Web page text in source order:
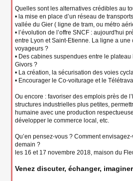
Quelles sont les alternatives crédibles au
• la mise en place d’un réseau de
vallée du Gier ( ligne de tram, ou métro
• l’évolution de l’offre SNCF : aujourd'hui
entre Lyon et Saint-Etienne. La ligne a une
voyageurs ?
• Des cabines suspendues entre le
Givors ?
• La création, la sécurisation des voies
• Encourager le Co-voiturage et le
Ou encore : favoriser des emplois près de
structures industrielles plus petites,
humaine avec une production
développer le commerce local, etc.
Qu’en pensez-vous ? Comment
demain ?
les 16 et 17 novembre 2018, maison du
Venez discuter, échanger,